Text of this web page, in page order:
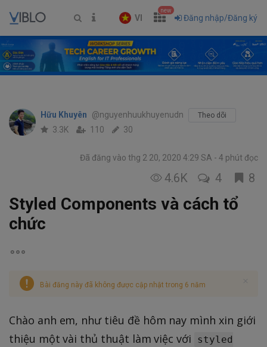
VI
new
Đăng nhập/Đăng ký
Hữu Khuyên @nguyenhuukhuyenudn Theo dõi
3.3K 110 30
Đã đăng vào thg 2 20, 2020 4:29 SA 4 phút đọc
4.6K 4 8
Styled Components và cách tổ
chức
Bài đăng này đã không được cập nhật trong 6 năm
Chào anh em, như tiêu đề hôm nay mình xin giới
thiệu một vài thủ thuật làm việc với
styled